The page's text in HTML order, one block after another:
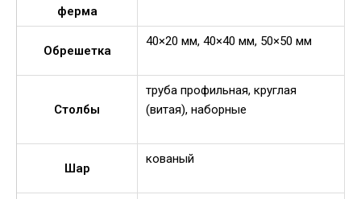
ферма
Обрешетка
40×20 мм, 40×40 мм, 50×50 мм
Столбы
труба профильная, круглая
(витая), наборные
Шар
кованый